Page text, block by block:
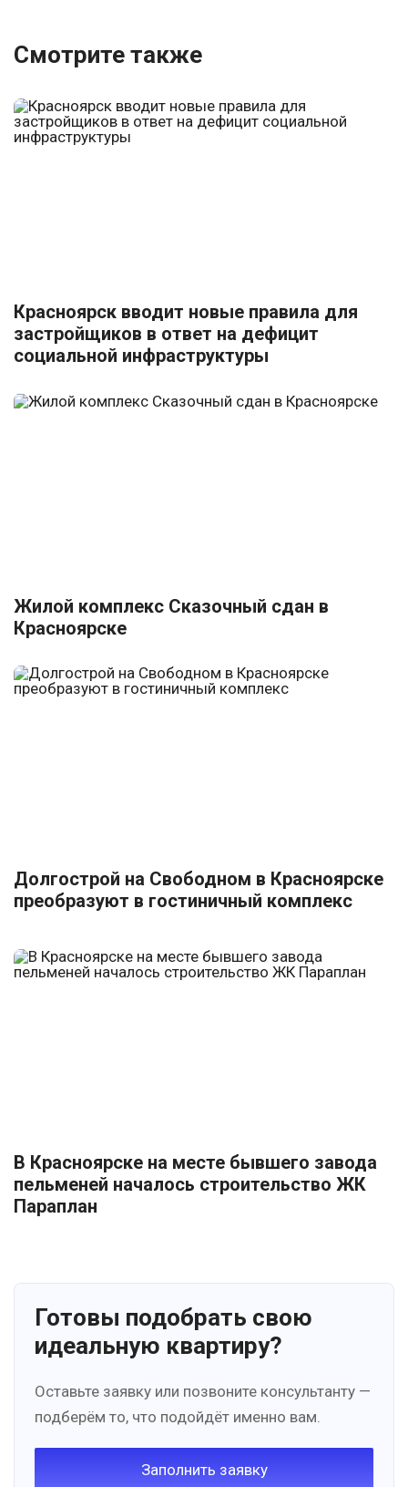
Смотрите также
Красноярск вводит новые правила для
застройщиков в ответ на дефицит
социальной инфраструктуры
Жилой комплекс Сказочный сдан в
Красноярске
Долгострой на Свободном в Красноярске
преобразуют в гостиничный комплекс
В Красноярске на месте бывшего завода
пельменей началось строительство ЖК
Параплан
Готовы подобрать свою
идеальную квартиру?
Оставьте заявку или позвоните консультанту —
подберём то, что подойдёт именно вам.
Заполнить заявку